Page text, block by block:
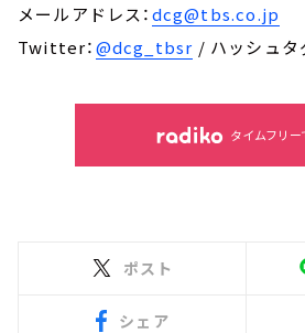
メールアドレス：dcg@tbs.co.jp
Twitter：@dcg_tbsr / ハッシュタ
タイムフリー
ポスト
シェア